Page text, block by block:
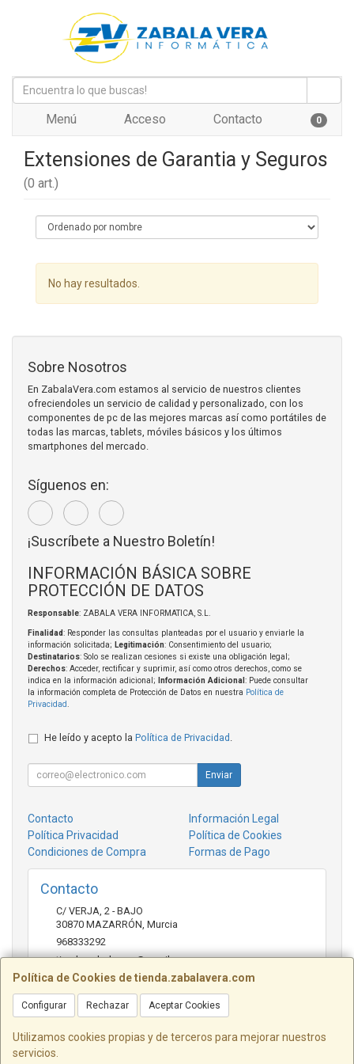
Menú Acceso Contacto 0
Extensiones de Garantia y Seguros
(0 art.)
No hay resultados.
Política de Cookies de tienda.zabalavera.com
Configurar Rechazar Aceptar Cookies
Utilizamos cookies propias y de terceros para mejorar nuestros
servicios.
Sobre Nosotros
En ZabalaVera.com estamos al servicio de nuestros clientes
ofreciendoles un servicio de calidad y personalizado, con los
componentes de pc de las mejores marcas así como portátiles de
todas las marcas, tablets, móviles básicos y los últimos
smartphones del mercado.
Síguenos en:
¡Suscríbete a Nuestro Boletín!
INFORMACIÓN BÁSICA SOBRE
PROTECCIÓN DE DATOS
Responsable: ZABALA VERA INFORMATICA, S.L.
Finalidad: Responder las consultas planteadas por el usuario y enviarle la
información solicitada; Legitimación: Consentimiento del usuario;
Destinatarios: Solo se realizan cesiones si existe una obligación legal;
Derechos: Acceder, rectificar y suprimir, así como otros derechos, como se
indica en la información adicional;
Información Adicional : Puede consultar
la información completa de Protección de Datos en nuestra Política de
Privacidad
He leído y acepto la Política de Privacidad .
Enviar
Contacto
Información Legal
Política Privacidad
Política de Cookies
Condiciones de Compra
Formas de Pago
Contacto
C/ VERJA, 2 - BAJO
30870 MAZARRÓN, Murcia
968333292
tienda.zabalavera@gmail.com
Horario
9:30-14:00 y 17:30-20:00